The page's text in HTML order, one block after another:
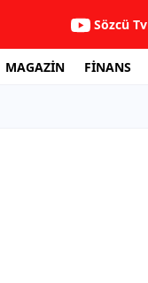
Sözcü Tv
MAGAZİN FİNANS